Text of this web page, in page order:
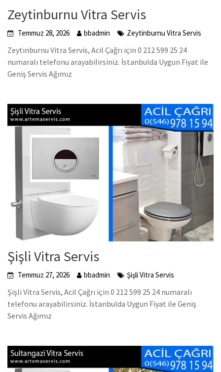
Zeytinburnu Vitra Servis
Temmuz 28, 2026 bbadmin Zeytinburnu Vitra Servis
Zeytinburnu Vitra Servis, Acil Çağrı için 0 212 599 25 24
numaralı telefonu arayabilirsiniz. İstanbulda Uygun Fiyat ile
Geniş Servis Ağımız
Şişli Vitra Servis
Temmuz 27, 2026 bbadmin Şişli Vitra Servis
Şişli Vitra Servis, Acil Çağrı için 0 212 599 25 24 numaralı
telefonu arayabilirsiniz. İstanbulda Uygun Fiyat ile Geniş
Servis Ağımız